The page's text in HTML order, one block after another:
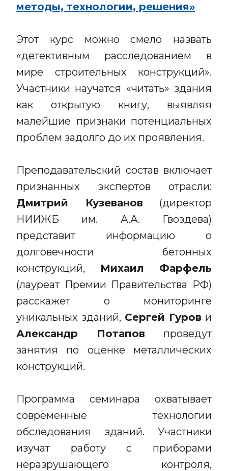
методы, технологии, решения»
Этот курс можно смело назвать
«детективным расследованием в
мире строительных конструкций».
Участники научатся «читать» здания
как открытую книгу, выявляя
малейшие признаки потенциальных
проблем задолго до их проявления.
Преподавательский состав включает
признанных экспертов отрасли:
Дмитрий Кузеванов (директор
НИИЖБ им. А.А. Гвоздева)
представит информацию о
долговечности бетонных
конструкций,
Михаил Фарфель
(лауреат Премии Правительства РФ)
расскажет о мониторинге
уникальных зданий, Сергей Гуров и
Александр Потапов проведут
занятия по оценке металлических
конструкций.
Программа семинара охватывает
современные технологии
обследования зданий. Участники
изучат работу с приборами
неразрушающего контроля,